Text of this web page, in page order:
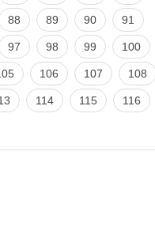
88 89 90 91
97 98 99 100
106 107 108
114 115 116